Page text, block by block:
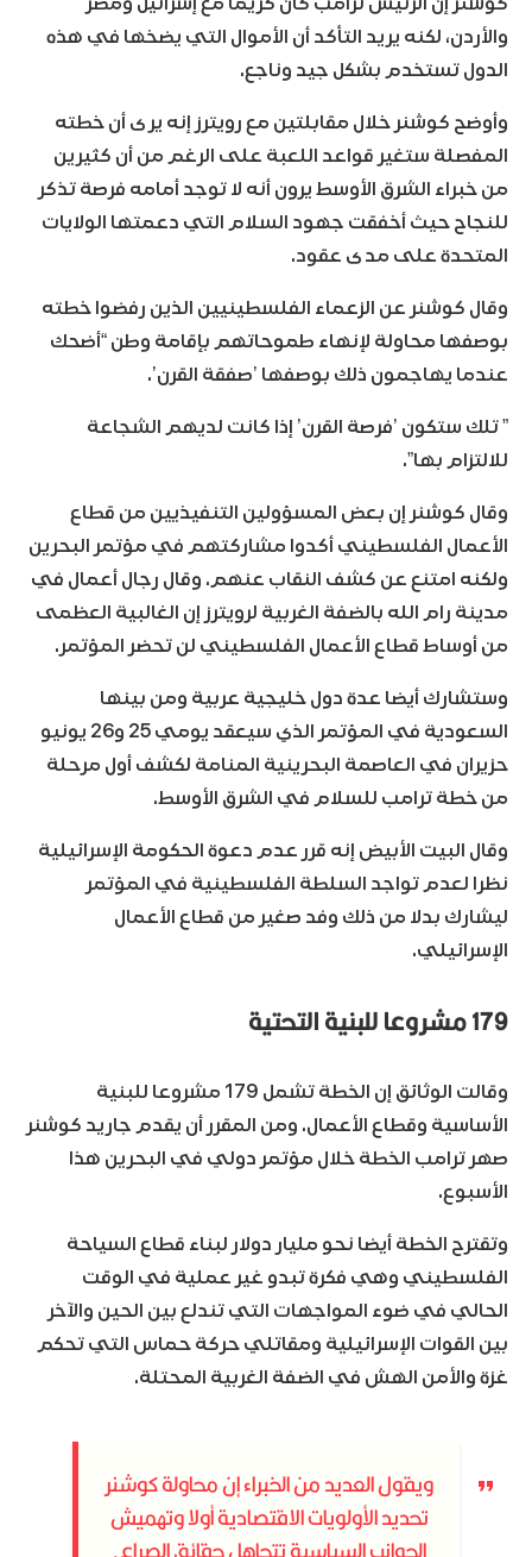
والأردن، لكنه يريد التأكد أن الأموال التي يضخها في هذه
الدول تستخدم بشكل جيد وناجع.
وأوضح كوشنر خلال مقابلتين مع رويترز إنه يرى أن خطته
المفصلة ستغير قواعد اللعبة على الرغم من أن كثيرين
من خبراء الشرق الأوسط يرون أنه لا توجد أمامه فرصة تذكر
للنجاح حيث أخفقت جهود السلام التي دعمتها الولايات
المتحدة على مدى عقود.
وقال كوشنر عن الزعماء الفلسطينيين الذين رفضوا خطته
بوصفها محاولة لإنهاء طموحاتهم بإقامة وطن “أضحك
عندما يهاجمون ذلك بوصفها ’صفقة القرن’.
” تلك ستكون ’فرصة القرن’ إذا كانت لديهم الشجاعة
للالتزام بها”.
وقال كوشنر إن بعض المسؤولين التنفيذيين من قطاع
الأعمال الفلسطيني أكدوا مشاركتهم في مؤتمر البحرين
ولكنه امتنع عن كشف النقاب عنهم. وقال رجال أعمال في
مدينة رام الله بالضفة الغربية لرويترز إن الغالبية العظمى
من أوساط قطاع الأعمال الفلسطيني لن تحضر المؤتمر.
وستشارك أيضا عدة دول خليجية عربية ومن بينها
السعودية في المؤتمر الذي سيعقد يومي 25 و26 يونيو
حزيران في العاصمة البحرينية المنامة لكشف أول مرحلة
من خطة ترامب للسلام في الشرق الأوسط.
وقال البيت الأبيض إنه قرر عدم دعوة الحكومة الإسرائيلية
نظرا لعدم تواجد السلطة الفلسطينية في المؤتمر
ليشارك بدلا من ذلك وفد صغير من قطاع الأعمال
الإسرائيلي.
179 مشروعا للبنية التحتية
وقالت الوثائق إن الخطة تشمل 179 مشروعا للبنية
الأساسية وقطاع الأعمال. ومن المقرر أن يقدم جاريد كوشنر
صهر ترامب الخطة خلال مؤتمر دولي في البحرين هذا
الأسبوع.
وتقترح الخطة أيضا نحو مليار دولار لبناء قطاع السياحة
الفلسطيني وهي فكرة تبدو غير عملية في الوقت
الحالي في ضوء المواجهات التي تندلع بين الحين والآخر
بين القوات الإسرائيلية ومقاتلي حركة حماس التي تحكم
غزة والأمن الهش في الضفة الغربية المحتلة.
ويقول العديد من الخبراء إن محاولة كوشنر
تحديد الأولويات الاقتصادية أولا وتهميش